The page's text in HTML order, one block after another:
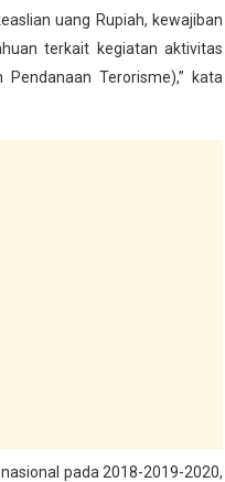
uang Rupiah, kewajiban
terkait kegiatan aktivitas
Terorisme),” kata
pada 2018-2019-2020,